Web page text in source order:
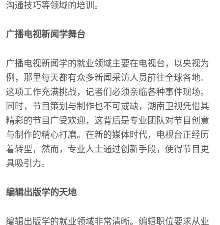
沟通技巧等领域的培训。
广播电视新闻学舞台
广播电视新闻学的就业领域主要在电视台，以央视为
例，那里每天都有众多新闻采访人员前往全球各地。
这项工作充满挑战，记者们必须亲临各种事件现场。
同时，节目策划与制作也不可或缺，湖南卫视凭借其
精彩的节目广受欢迎，这背后是专业团队对节目创意
与制作的精心打磨。在新的媒体时代，电视台正经历
着转型，然而，专业人士通过创新手段，使得节目更
具吸引力。
编辑出版学的天地
编辑出版学的就业领域非常清晰。编辑职位要求从业